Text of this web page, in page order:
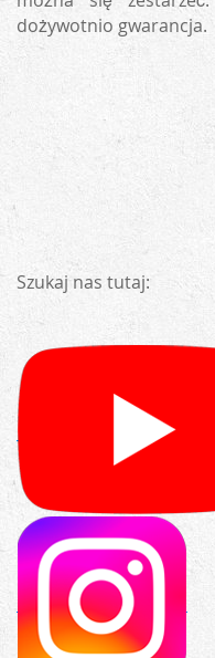
dożywotnio gwarancja.
Szukaj nas tutaj: